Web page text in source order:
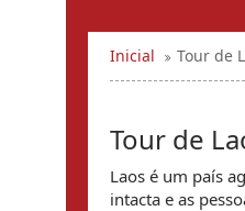
Inicial Tour de
Tour de
Laos é um país
intacta e as